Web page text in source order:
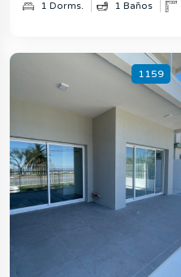
1 Dorms. 1 Baños
1159